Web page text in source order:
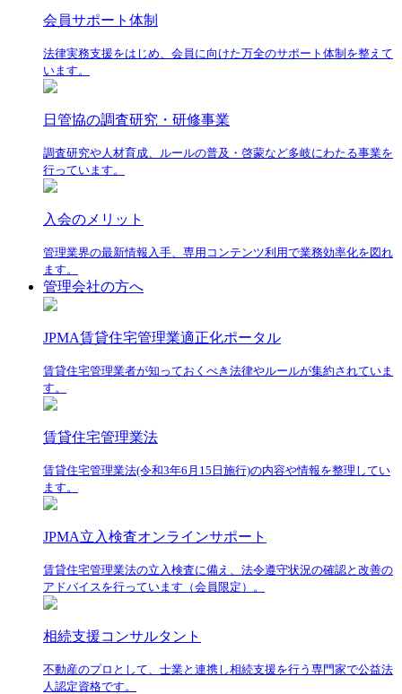
会員サポート体制
法律実務支援をはじめ、会員に向けた万全のサポート体制を整えて
います。
日管協の調査研究・研修事業
調査研究や人材育成、ルールの普及・啓蒙など多岐にわたる事業を
行っています。
入会のメリット
管理業界の最新情報入手、専用コンテンツ利用で業務効率化を図れ
ます。
管理会社の方へ
JPMA賃貸住宅管理業適正化ポータル
賃貸住宅管理業者が知っておくべき法律やルールが集約されていま
す。
賃貸住宅管理業法
賃貸住宅管理業法(令和3年6月15日施行)の内容や情報を整理してい
ます。
JPMA立入検査オンラインサポート
賃貸住宅管理業法の立入検査に備え、法令遵守状況の確認と改善の
アドバイスを行っています（会員限定）。
相続支援コンサルタント
不動産のプロとして、士業と連携し相続支援を行う専門家で公益法
人認定資格です。